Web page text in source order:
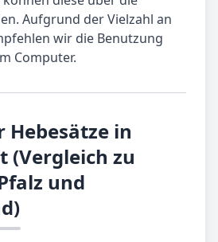
Aufgrund der Vielzahl an
wir die Benutzung
Computer.
Hebesätze in
(Vergleich zu
und